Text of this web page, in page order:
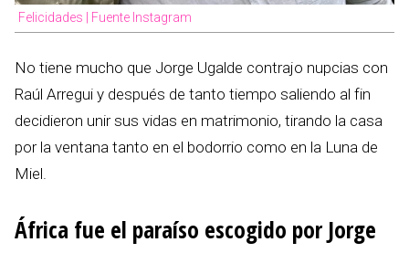
Felicidades | Fuente Instagram
No tiene mucho que Jorge Ugalde contrajo nupcias con
Raúl Arregui y después de tanto tiempo saliendo al fin
decidieron unir sus vidas en matrimonio, tirando la casa
por la ventana tanto en el bodorrio como en la Luna de
Miel.
África fue el paraíso escogido por Jorge